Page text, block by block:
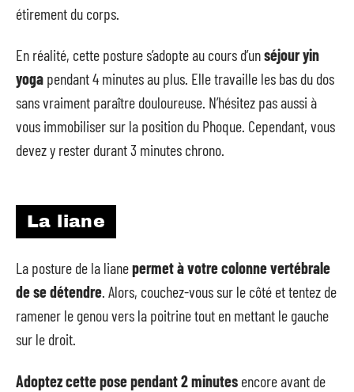
étirement du corps.
En réalité, cette posture s’adopte au cours d’unséjour yin
yoga pendant 4 minutes au plus. Elle travaille les bas du dos
sans vraiment paraître douloureuse. N’hésitez pas aussi à
vous immobiliser sur la position du Phoque. Cependant, vous
devez y rester durant 3 minutes chrono.
La liane
La posture de la lianepermet à votre colonne vertébrale
de se détendre. Alors, couchez-vous sur le côté et tentez de
ramener le genou vers la poitrine tout en mettant le gauche
sur le droit.
Adoptez cette pose pendant 2 minutes encore avant de